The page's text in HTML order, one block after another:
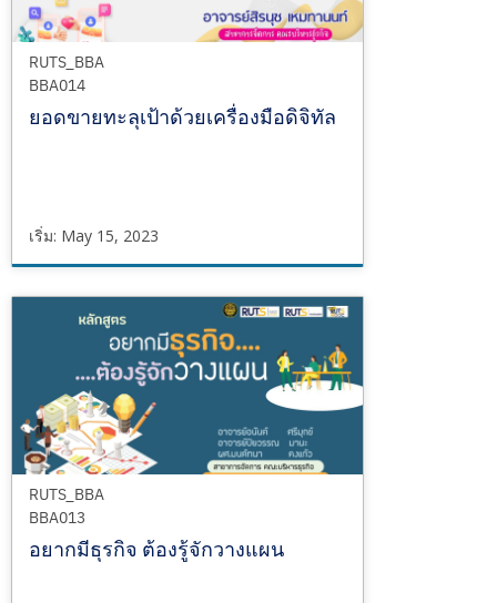
RUTS_BBA
BBA014
ยอดขายทะลุเป้าด้วยเครื่องมือดิจิทัล
เริ่ม: May 15, 2023
BBA014
เริ่มMay
RUTS_BBA
BBA013
อยากมีธุรกิจ ต้องรู้จักวางแผน